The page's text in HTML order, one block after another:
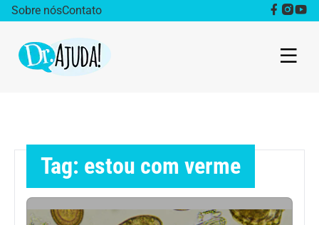
Sobre nósContato
Obesidade
Destaque
Bem estar
Tag: estou com verme